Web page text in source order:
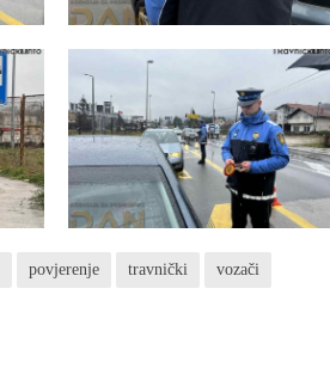
povjerenje travnički vozači